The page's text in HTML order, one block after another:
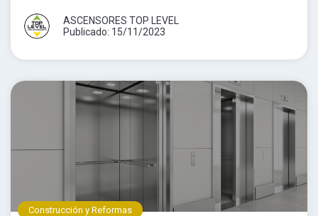
ASCENSORES TOP LEVEL
Publicado: 15/11/2023
Construcción y Reformas